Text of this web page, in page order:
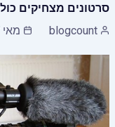
סרטונים מצחיקים
blogcount מאי 27, 2015